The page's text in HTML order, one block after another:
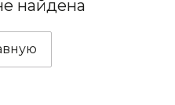
найдена